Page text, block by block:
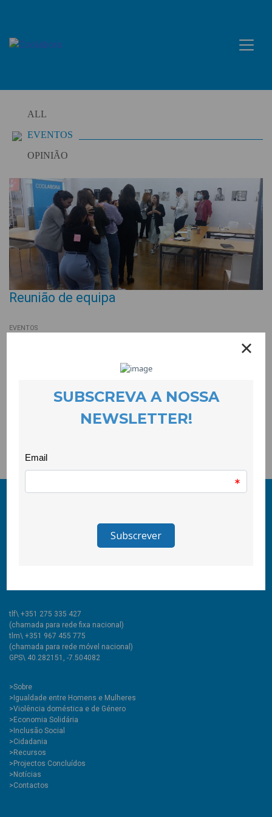
content
ALL
EVENTOS
OPINIÃO
Reunião de equipa
EVENTOS
As reuniões de equipa podem ser feitas em volta de uma
convencional. Este foi o desafio lançado por uma das nossas
colegas para iniciarmos a última reunião geral de equipa, onde
escrevemos nas costas de cada um e de cada uma. Saímos
© 2011-2024 COOLABORA CRL
tlf\ +351 275 335 427
(chamada para rede fixa nacional)
tlm\ +351 967 455 775
(chamada para rede móvel nacional)
GPS\ 40.282151, -7.504082
>Sobre
>Igualdade entre Homens e Mulheres
>Violência doméstica e de Género
>Economia Solidária
>Inclusão Social
>Cidadania
>Recursos
>Projectos Concluídos
>Notícias
>Contactos